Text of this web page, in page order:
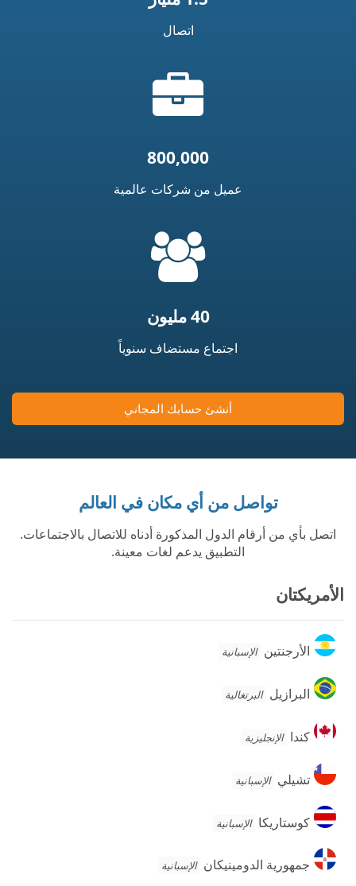
اتصال
الحقيبة
800,000
عميل من شركات عالمية
40 مليون
اجتماع مستضاف سنوياً
أنشئ حسابك المجاني
تواصل من أي مكان في العالم
اتصل بأي من أرقام الدول المذكورة أدناه للاتصال بالاجتماعات.
التطبيق يدعم لغات معينة.
الأمريكتان
الأرجنتين
الأرجنتين الإسبانية
البرازيل
البرازيل البرتغالية
كنداكندا الإنجليزية
تشيلي
تشيلي الإسبانية
كوستاريكا
كوستاريكا الإسبانية
جمهورية
الدومينيكان
جمهورية الدومينيكان الإسبانية